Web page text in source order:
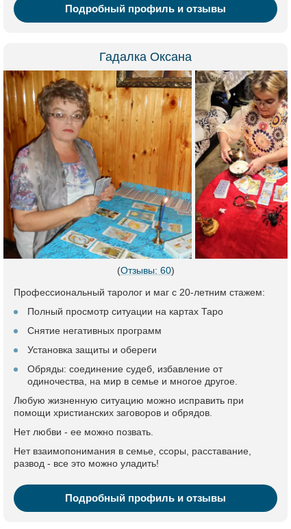
Подробный профиль и отзывы
Гадалка Оксана
(Отзывы: 60)
Профессиональный таролог и маг с 20-летним стажем:
Полный просмотр ситуации на картах Таро
Снятие негативных программ
Установка защиты и обереги
Обряды: соединение судеб, избавление от
одиночества, на мир в семье и многое другое.
Любую жизненную ситуацию можно исправить при
помощи христианских заговоров и обрядов.
Нет любви - ее можно позвать.
Нет взаимопонимания в семье, ссоры, расставание,
развод - все это можно уладить!
Подробный профиль и отзывы